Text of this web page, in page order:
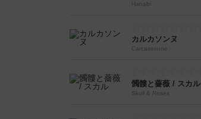
Hanabi
カルカソンヌ
Carcassonne
髑髏と薔薇 / スカル
Skull & Roses